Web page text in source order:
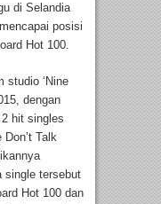
di Selandia
posisi
Hot 100.
studio ‘Nine
dengan
hit singles
Don’t Talk
single tersebut
Hot 100 dan